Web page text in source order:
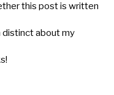
this post is written
distinct about my